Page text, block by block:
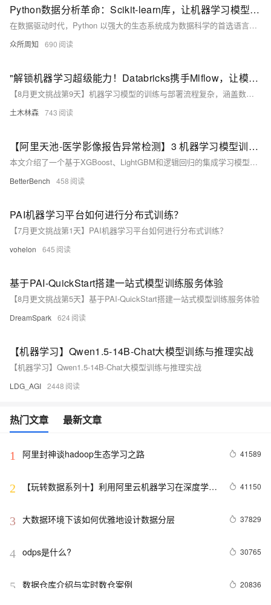
Python数据分析革命：Scikit-learn库，让机器学习模型训练与评估变得简单高效！
在数据驱动时代，Python 以强大的生态系统成为数据科学的首选语言，而 Scikit-learn 则因简洁的 API 和广泛的支持脱颖而出。本文将指导你使用 Scikit-learn 进行机器学习模型的训练与评估。首先通过 `pip install scikit-learn` 安装库，然后利用内置数据集进行数据准备，选择合适的模型（如逻辑回归），并通过交叉验证评估其性能。最终，使用模型对新数据进行预测，简化整个流程。无论你是新手还是专家，Scikit-learn 都能助你一臂之力。
众所周知 690
"解锁机器学习超级能力！Databricks携手Mlflow，让模型训练与部署上演智能风暴，一触即发，点燃你的数据科学梦想！"
【8月更文挑战第9天】机器学习模型的训练与部署流程复杂，涵盖数据准备、模型训练、性能评估及部署等步骤。本文详述如何借助Databricks与Mlflow的强大组合来管理这一流程。首先需在Databricks环境内安装Mlflow库。接着，利用Mlflow跟踪功能记录训练过程中的参数与性能指标。最后，通过Mlflow提供的模型服务功能，采用REST API或Docker容器等方式部署模型。这一流程充分利用了Databricks的数据处理能力和Mlflow的生命周期管理优势。
土木林森 743
【阿里天池-医学影像报告异常检测】3 机器学习模型训练及集成学习Baseline开源
本文介绍了一个基于XGBoost、LightGBM和逻辑回归的集成学习模型，用于医学影像报告异常检测任务，并公开了达到0.83+准确率的基线代码。
BetterBench 458
PAI机器学习平台如何进行分布式训练？
【7月更文挑战第1天】PAI机器学习平台如何进行分布式训练？
vohelon 645
基于PAI-QuickStart搭建一站式模型训练服务体验
【8月更文挑战第5天】基于PAI-QuickStart搭建一站式模型训练服务体验
DreamSpark 624
【机器学习】Qwen1.5-14B-Chat大模型训练与推理实战
【机器学习】Qwen1.5-14B-Chat大模型训练与推理实战
LDG_AGI 2448
热门文章 最新文章
1 阿里封神谈hadoop生态学习之路 41589
2
【玩转数据系列十】利用阿里云机器学习在深度学习
41150
3 大数据环境下该如何优雅地设计数据分层 37829
4 odps是什么? 30765
5 数据仓库介绍与实时数仓案例 20836